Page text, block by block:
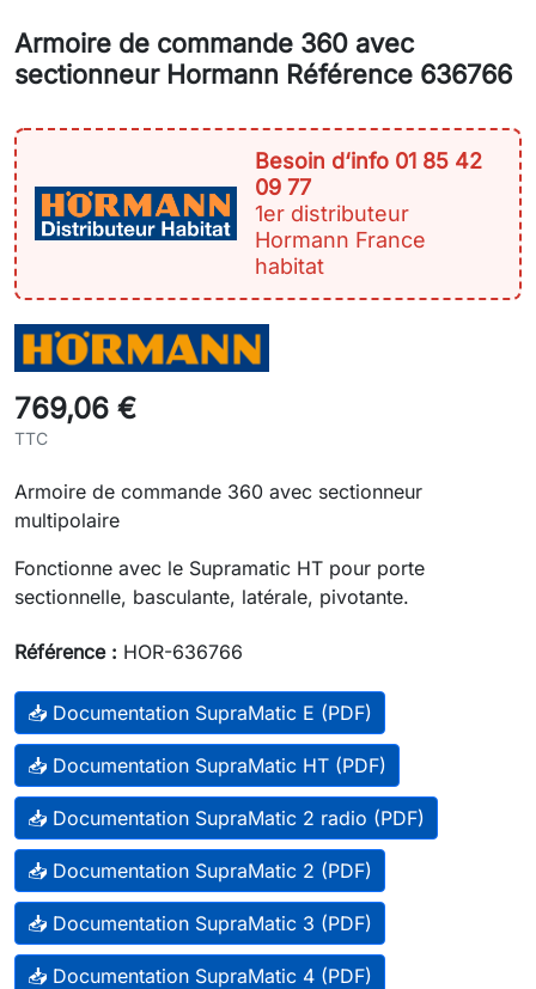
Armoire de commande 360 avec
sectionneur Hormann Référence 636766
Besoin d‘info 01 85 42
09 77
1er distributeur
Hormann France
habitat
769,06 €
TTC
Armoire de commande 360 avec sectionneur
multipolaire
Fonctionne avec le Supramatic HT pour porte
sectionnelle, basculante, latérale, pivotante.
Référence : HOR-636766
📥 Documentation SupraMatic E (PDF)
📥 Documentation SupraMatic HT (PDF)
📥 Documentation SupraMatic 2 radio (PDF)
📥 Documentation SupraMatic 2 (PDF)
📥 Documentation SupraMatic 3 (PDF)
📥 Documentation SupraMatic 4 (PDF)